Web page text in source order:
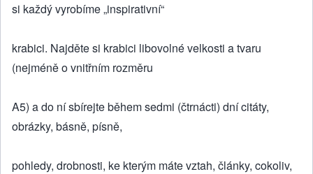
si každý vyrobíme „inspirativní“
krabici. Najděte si krabici libovolné velkosti a tvaru
(nejméně o vnitřním rozměru
A5) a do ní sbírejte během sedmi (čtrnácti) dní citáty,
obrázky, básně, písně,
pohledy, drobnosti, ke kterým máte vztah, články, cokoliv,